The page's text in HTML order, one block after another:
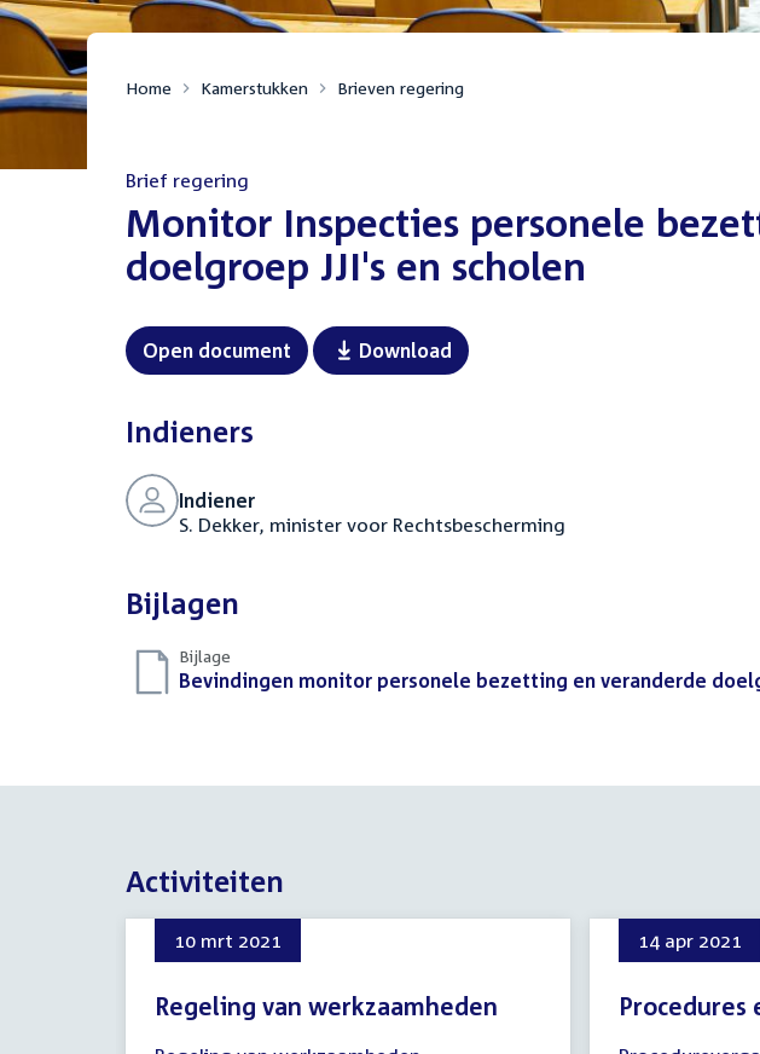
Home Kamerstukken Brieven regering
Brief regering
:Monitor Inspecties personele
doelgroep JJI's en scholen
Open document Download
Indieners
Indiener
S. Dekker, minister voor Rechtsbescherming
Bijlagen
Bijlage
Download
Bevindingen monitor personele bezetting en veranderde
Activiteiten
10 mrt 2021
Regeling van werkzaamheden
14 apr 2021
Procedures